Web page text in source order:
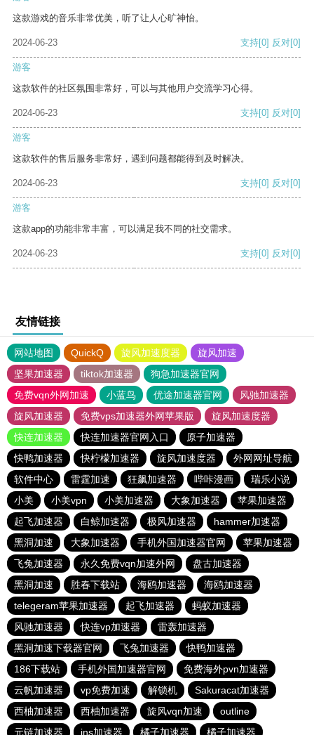
这款游戏的音乐非常优美，听了让人心旷神怡。
2024-06-23 支持[0] 反对[0]
游客
这款软件的社区氛围非常好，可以与其他用户交流学习心得。
2024-06-23 支持[0] 反对[0]
游客
这款软件的售后服务非常好，遇到问题都能得到及时解决。
2024-06-23 支持[0] 反对[0]
游客
这款app的功能非常丰富，可以满足我不同的社交需求。
2024-06-23 支持[0] 反对[0]
友情链接
网站地图 QuickQ 旋风加速度器
旋风加速
坚果加速器
tiktok加速器
狗急加速器官网
免费vqn外网加速
小蓝鸟 优途加速器官网
风驰加速器
旋风加速器
免费vps加速器外网苹果版
旋风加速度器
快连加速器
快连加速器官网入口
原子加速器
快鸭加速器
快柠檬加速器 旋风加速度器
外网网址导航
软件中心
雷霆加速 狂飙加速器 哔咔漫画
瑞乐小说
小美
小美vpn 小美加速器 大象加速器
苹果加速器
起飞加速器
白鲸加速器 极风加速器
hammer加速器
黑洞加速
大象加速器 手机外国加速器官网
苹果加速器
飞兔加速器
永久免费vqn加速外网
盘古加速器
黑洞加速
胜春下载站 海鸥加速器
海鸥加速器
telegeram苹果加速器
起飞加速器
蚂蚁加速器
风驰加速器
快连vp加速器
雷轰加速器
黑洞加速下载器官网
飞兔加速器
快鸭加速器
186下载站
手机外国加速器官网
免费海外pvn加速器
云帆加速器
vp免费加速 解锁机
Sakuracat加速器
西柚加速器
西柚加速器 旋风vqn加速
outline
元链加速器
ins加速器 橘子加速器 橘子加速器